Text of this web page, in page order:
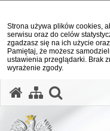
Strona używa plików cookies,
serwisu oraz do celów
zgadzasz się na ich użycie
Pamiętaj, że możesz
ustawienia przeglądarki. Brak
wyrażenie zgody.